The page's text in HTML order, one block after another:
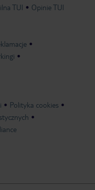
TUI Opinie TUI
Polityka cookies